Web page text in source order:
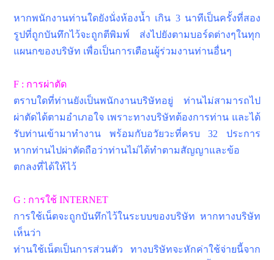
หากพนักงานท่านใดยังนั่งห้องน้ำ เกิน 3 นาทีเป็นครั้งที่สอง
รูปที่ถูกบันทึกไว้จะถูกตีพิมพ์ ส่งไปยังตามบอร์ดต่างๆในทุก
แผนกของบริษัท เพื่อเป็นการเตือนผู้ร่วมงานท่านอื่นๆ
F : การผ่าตัด
ตราบใดที่ท่านยังเป็นพนักงานบริษัทอยู่ ท่านไม่สามารถไป
ผ่าตัดได้ตามอำเภอใจ เพราะทางบริษัทต้องการท่าน และได้
รับท่านเข้ามาทำงาน พร้อมกับอวัยวะที่ครบ 32 ประการ
หากท่านไปผ่าตัดถือว่าท่านไม่ได้ทำตามสัญญาและข้อ
ตกลงที่ได้ให้ไว้
G : การใช้ INTERNET
การใช้เน็ตจะถูกบันทึกไว้ในระบบของบริษัท หากทางบริษัท
เห็นว่า
ท่านใช้เน็ตเป็นการส่วนตัว ทางบริษัทจะหักค่าใช้จ่ายนี้จาก